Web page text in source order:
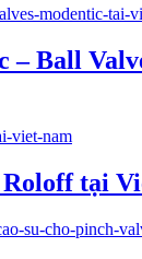
– Ball
tại